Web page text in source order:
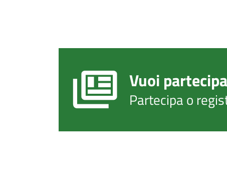
Vuoi
Partecipa o